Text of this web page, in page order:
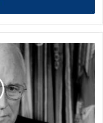
وفاة
نائب
الرئيس
الأمريكي
تشيني